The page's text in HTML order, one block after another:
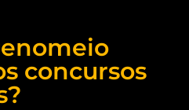
concursos